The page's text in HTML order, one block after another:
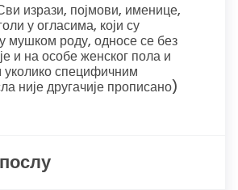
изрази, појмови, именице,
у огласима, који су
мушком роду, односе се без
и на особе женског пола и
специфичним
није другачије прописано)